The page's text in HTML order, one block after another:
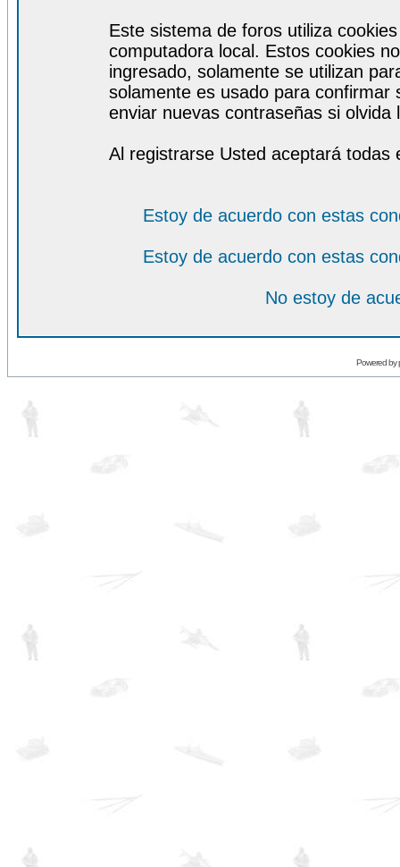
Este sistema de foros utiliza
computadora local. Estos cookies
ingresado, solamente se utilizan
solamente es usado para
enviar nuevas contraseñas si olvida
Al registrarse Usted aceptará todas
Estoy de acuerdo con estas
Estoy de acuerdo con estas
No estoy de
Powered by